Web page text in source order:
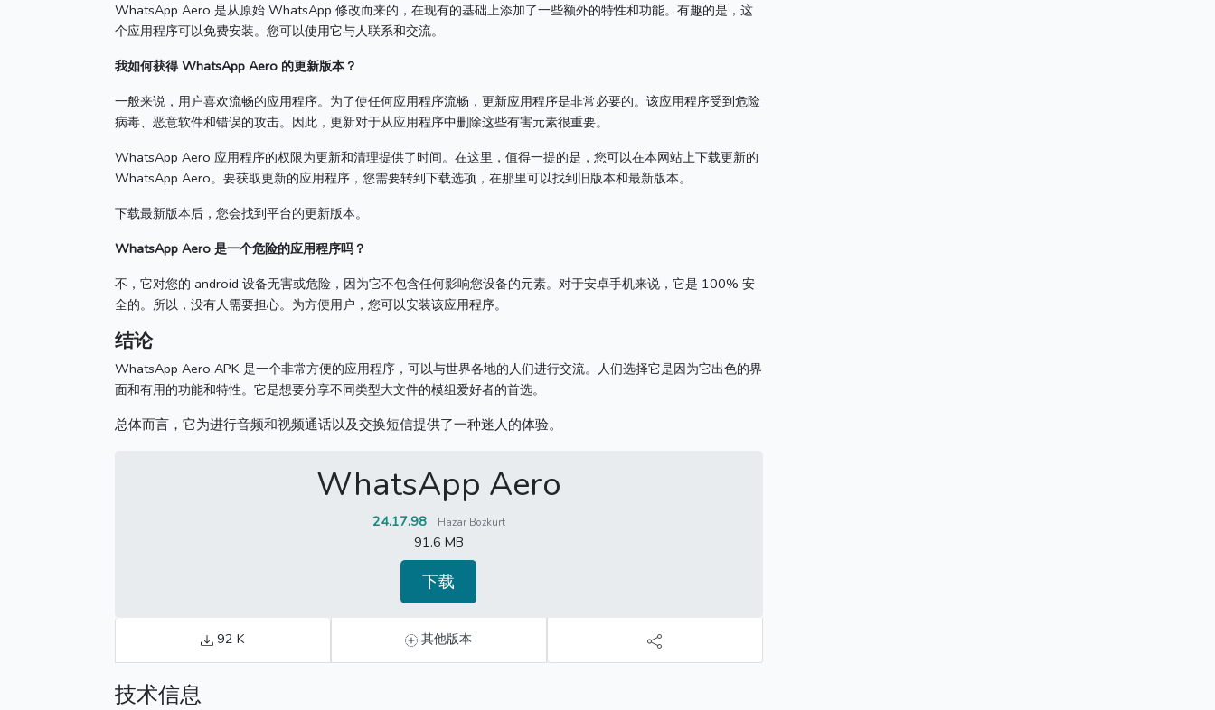
WhatsApp Aero 是从原始 WhatsApp 修改而来的，在现有的基础上添加了一些额外的特性和功能。 有趣的是，这
个应用程序可以免费安装。 您可以使用它与人联系和交流。
我如何获得 WhatsApp Aero 的更新版本？
一般来说，用户喜欢流畅的应用程序。 为了使任何应用程序流畅，更新应用程序是非常必要的。 该应用程序受到危险
病毒、恶意软件和错误的攻击。 因此，更新对于从应用程序中删除这些有害元素很重要。
WhatsApp Aero 应用程序的权限为更新和清理提供了时间。 在这里，值得一提的是，您可以在本网站上下载更新的
WhatsApp Aero。 要获取更新的应用程序，您需要转到下载选项，在那里可以找到旧版本和最新版本。
下载最新版本后，您会找到平台的更新版本。
WhatsApp Aero 是一个危险的应用程序吗？
不，它对您的 android 设备无害或危险，因为它不包含任何影响您设备的元素。 对于安卓手机来说，它是 100% 安
全的。 所以，没有人需要担心。 为方便用户，您可以安装该应用程序。
结论
WhatsApp Aero APK 是一个非常方便的应用程序，可以与世界各地的人们进行交流。 人们选择它是因为它出色的界
面和有用的功能和特性。 它是想要分享不同类型大文件的模组爱好者的首选。
总体而言，它为进行音频和视频通话以及交换短信提供了一种迷人的体验。
WhatsApp Aero
24.17.98 Hazar Bozkurt
91.6 MB
下载
92 K 其他版本
技术信息